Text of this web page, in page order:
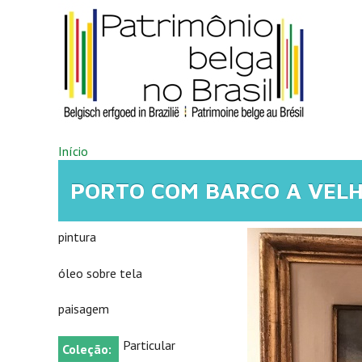
Pular para o conteúdo principal
VOCÊ ESTÁ AQUI
Início
PORTO COM BARCO A
pintura
óleo sobre tela
paisagem
Coleção: Particular